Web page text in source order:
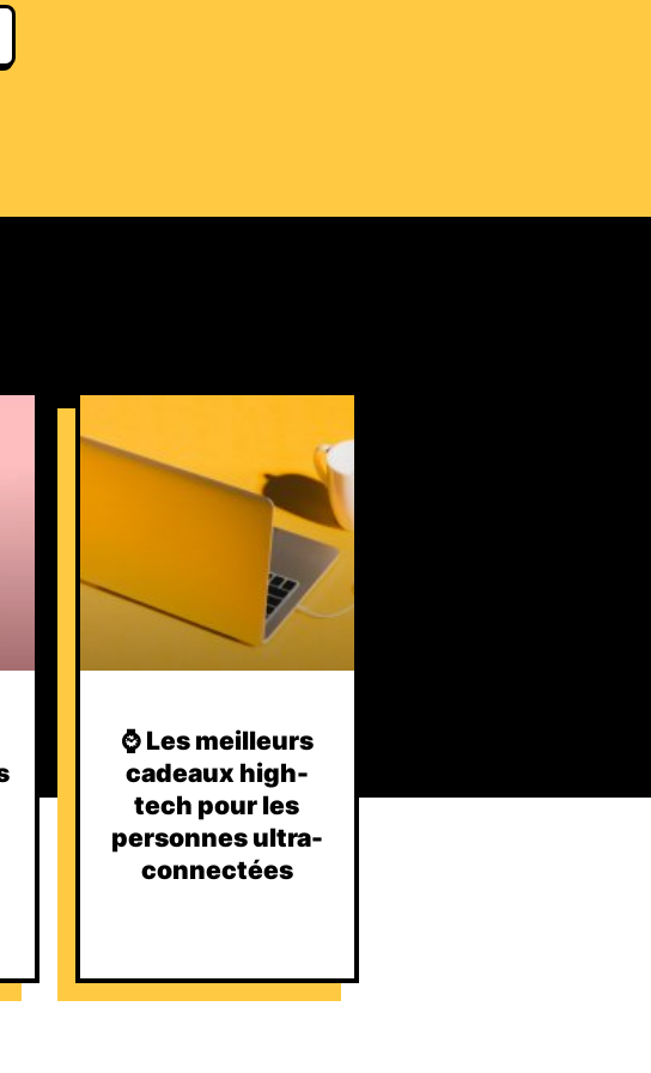
⌚️ Les meilleurs
cadeaux high-
tech pour les
personnes ultra-
connectées